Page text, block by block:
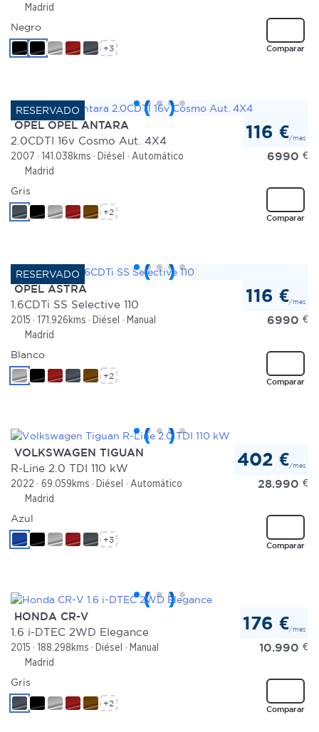
Madrid
Comparar
Negro
+3
OPEL OPEL ANTARA
2.0CDTI 16v Cosmo Aut. 4X4
2007 141.038kms Diésel
Automático
Madrid
116 €/mes
6990 €
Comparar
Gris
+2
OPEL ASTRA
1.6CDTi SS Selective 110
2015 171.926kms Diésel
Manual
Madrid
116 €/mes
6990 €
Comparar
Blanco
+2
VOLKSWAGEN TIGUAN
R-Line 2.0 TDI 110 kW
2022 69.059kms Diésel
Automático
Madrid
402 €/mes
28.990 €
Comparar
Azul
+3
HONDA CR-V
1.6 i-DTEC 2WD Elegance
2015 188.298kms Diésel
Manual
Madrid
176 €/mes
10.990 €
Comparar
Gris
+2